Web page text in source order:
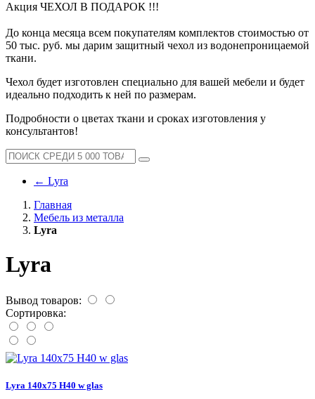
Акция ЧЕХОЛ В ПОДАРОК !!!
До конца месяца всем покупателям комплектов стоимостью от
50 тыс. руб. мы дарим защитный чехол из водонепроницаемой
ткани.
Чехол будет изготовлен специально для вашей мебели и будет
идеально подходить к ней по размерам.
Подробности о цветах ткани и сроках изготовления у
консультантов!
← Lyra
Главная
Мебель из металла
Lyra
Lyra
Вывод товаров:
Сортировка:
Lyra 140x75 H40 w glas